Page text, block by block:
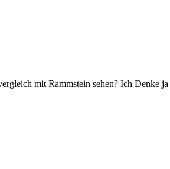
mit Rammstein sehen? Ich Denke